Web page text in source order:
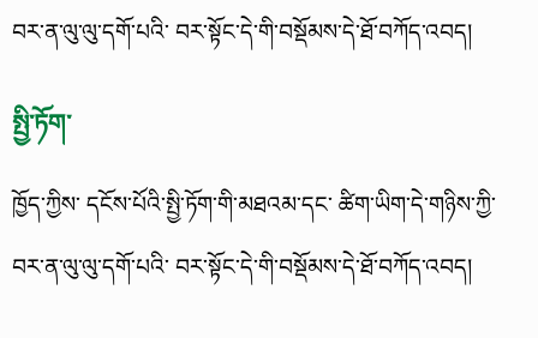
བར་ན་ལུ་ལུ་དགོ་པའི་ བར་སྟོང་དེ་གི་བསྡོམས་དེ་ཐོ་བཀོད་འབད།
སྤྱི་ཏོག་
ཁྱོད་ཀྱིས་ དངོས་པོའི་སྤྱི་ཏོག་གི་མཐའམ་དང་ ཚིག་ཡིག་དེ་གཉིས་ཀྱི་
བར་ན་ལུ་ལུ་དགོ་པའི་ བར་སྟོང་དེ་གི་བསྡོམས་དེ་ཐོ་བཀོད་འབད།